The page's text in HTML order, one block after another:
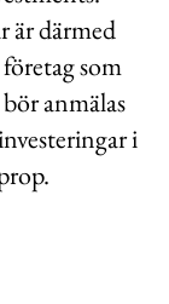
är därmed
som
anmälas
i